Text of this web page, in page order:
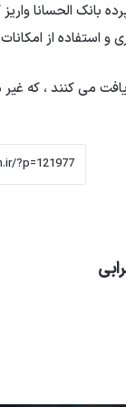
بانک الحسانا
و استفاده از
می کنند ، که